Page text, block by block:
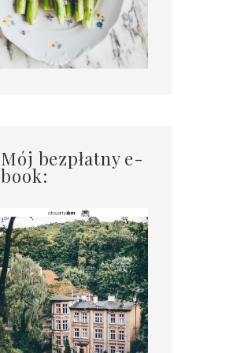
Mój bezpłatny e-
book: